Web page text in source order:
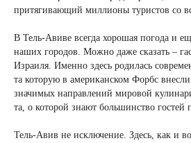
притягивающий миллионы туристов со
В Тель-Авиве всегда хорошая погода и
наших городов. Можно даже сказать –
Израиля. Именно здесь родилась
та которую в американском Форбс
значимых направлений мировой
та, о которой знают большинство гостей
Тель-Авив не исключение. Здесь, как и